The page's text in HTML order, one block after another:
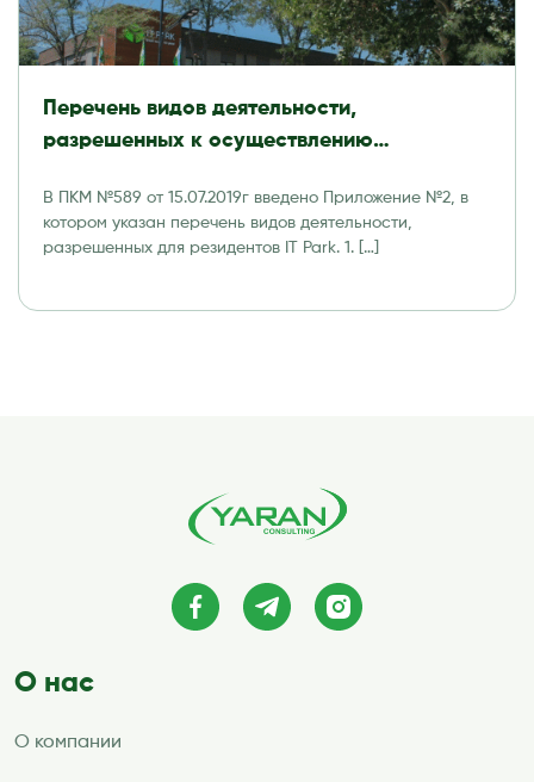
Перечень видов деятельности,
разрешенных к осуществлению
программных продуктов и
информационных технологий (IT Park)
В ПКМ №589 от 15.07.2019г введено Приложение №2, в
котором указан перечень видов деятельности,
разрешенных для резидентов IT Park. 1. […]
О нас
О компании